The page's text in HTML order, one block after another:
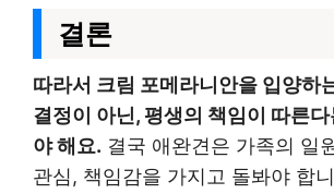
결론
따라서 크림 포메라니안을 입양하
결정이 아닌, 평생의 책임이 따른다
야 해요. 결국 애완견은 가족의 일
관심, 책임감을 가지고 돌봐야 합